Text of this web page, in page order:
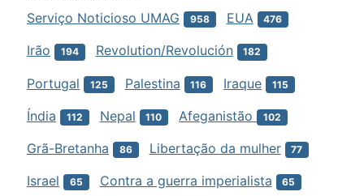
Serviço Noticioso UMAG
958 EUA 476
Irão 194 Revolution/Revolución 182
Portugal 125 Palestina 116 Iraque 115
Índia 112 Nepal 110 Afeganistão 102
Grã-Bretanha 86 Libertação da mulher 77
Israel 65 Contra a guerra imperialista 65